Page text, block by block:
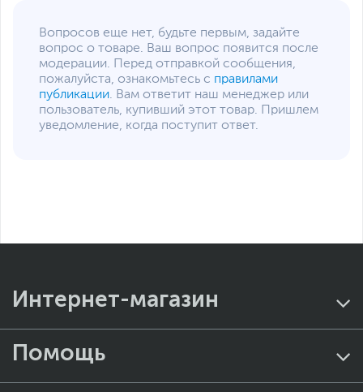
Вопросов еще нет, будьте первым, задайте
вопрос о товаре. Ваш вопрос появится после
модерации. Перед отправкой сообщения,
пожалуйста, ознакомьтесь с правилами
публикации. Вам ответит наш менеджер или
пользователь, купивший этот товар. Пришлем
уведомление, когда поступит ответ.
Интернет-магазин
Помощь